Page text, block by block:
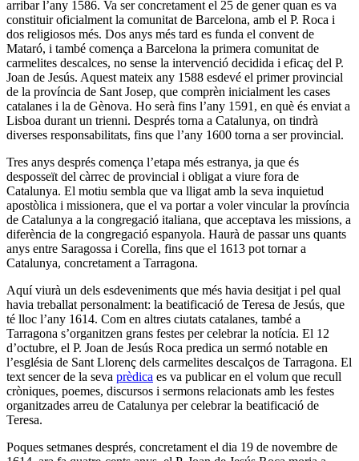
arribar l’any 1586. Va ser concretament el 25 de gener quan es va
constituir oficialment la comunitat de Barcelona, amb el P. Roca i
dos religiosos més. Dos anys més tard es funda el convent de
Mataró, i també comença a Barcelona la primera comunitat de
carmelites descalces, no sense la intervenció decidida i eficaç del P.
Joan de Jesús. Aquest mateix any 1588 esdevé el primer provincial
de la província de Sant Josep, que comprèn inicialment les cases
catalanes i la de Gènova. Ho serà fins l’any 1591, en què és enviat a
Lisboa durant un trienni. Després torna a Catalunya, on tindrà
diverses responsabilitats, fins que l’any 1600 torna a ser provincial.
Tres anys després comença l’etapa més estranya, ja que és
desposseït del càrrec de provincial i obligat a viure fora de
Catalunya. El motiu sembla que va lligat amb la seva inquietud
apostòlica i missionera, que el va portar a voler vincular la província
de Catalunya a la congregació italiana, que acceptava les missions, a
diferència de la congregació espanyola. Haurà de passar uns quants
anys entre Saragossa i Corella, fins que el 1613 pot tornar a
Catalunya, concretament a Tarragona.
Aquí viurà un dels esdeveniments que més havia desitjat i pel qual
havia treballat personalment: la beatificació de Teresa de Jesús, que
té lloc l’any 1614. Com en altres ciutats catalanes, també a
Tarragona s’organitzen grans festes per celebrar la notícia. El 12
d’octubre, el P. Joan de Jesús Roca predica un sermó notable en
l’església de Sant Llorenç dels carmelites descalços de Tarragona. El
text sencer de la seva prèdica es va publicar en el volum que recull
cròniques, poemes, discursos i sermons relacionats amb les festes
organitzades arreu de Catalunya per celebrar la beatificació de
Teresa.
Poques setmanes després, concretament el dia 19 de novembre de